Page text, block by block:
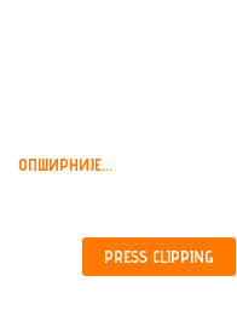
ОПШИРНИЈЕ...
PRESS CLIPPING